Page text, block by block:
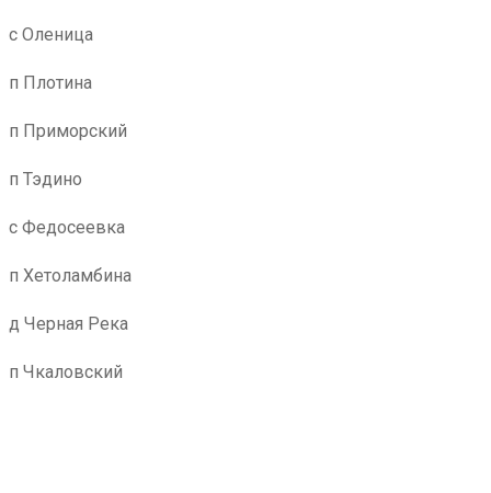
с Оленица
п Плотина
п Приморский
п Тэдино
с Федосеевка
п Хетоламбина
д Черная Река
п Чкаловский